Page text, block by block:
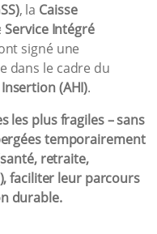
, la Caisse
Service Intégré
signé une
dans le cadre du
(AHI).
les plus fragiles – sans
temporairement
retraite,
faciliter leur parcours
durable.